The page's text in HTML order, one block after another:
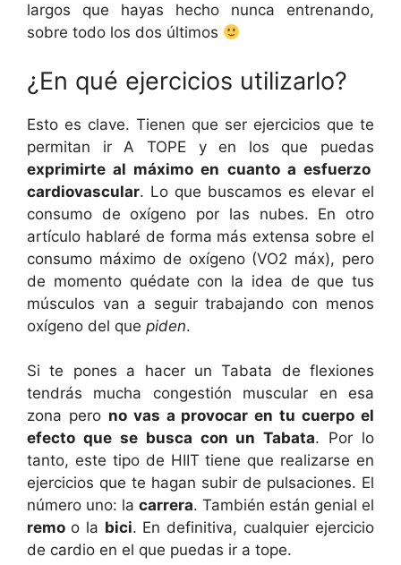
largos que hayas hecho nunca entrenando,
sobre todo los dos últimos
¿En qué ejercicios utilizarlo?
Esto es clave. Tienen que ser ejercicios que te
permitan ir A TOPE y en los que puedas
exprimirte al máximo en cuanto a esfuerzo
cardiovascular. Lo que buscamos es elevar el
consumo de oxígeno por las nubes. En otro
artículo hablaré de forma más extensa sobre el
consumo máximo de oxígeno (VO2 máx), pero
de momento quédate con la idea de que tus
músculos van a seguir trabajando con menos
oxígeno del que piden.
Si te pones a hacer un Tabata de flexiones
tendrás mucha congestión muscular en esa
zona pero no vas a provocar en tu cuerpo el
efecto que se busca con un Tabata. Por lo
tanto, este tipo de HIIT tiene que realizarse en
ejercicios que te hagan subir de pulsaciones. El
número uno: la carrera. También están genial el
remo o la bici. En definitiva, cualquier ejercicio
de cardio en el que puedas ir a tope.